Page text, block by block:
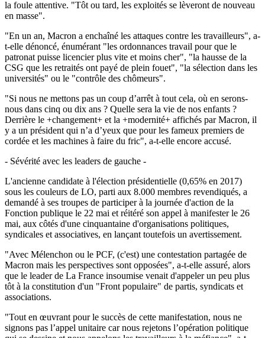
la foule attentive. "Tôt ou tard, les exploités se lèveront de nouveau
en masse".
"En un an, Macron a enchaîné les attaques contre les travailleurs", a-
t-elle dénoncé, énumérant "les ordonnances travail pour que le
patronat puisse licencier plus vite et moins cher", "la hausse de la
CSG que les retraités ont payé de plein fouet", "la sélection dans les
universités" ou le "contrôle des chômeurs".
"Si nous ne mettons pas un coup d’arrêt à tout cela, où en serons-
nous dans cinq ou dix ans ? Quelle sera la vie de nos enfants ?
Derrière le +changement+ et la +modernité+ affichés par Macron, il
y a un président qui n’a d’yeux que pour les fameux premiers de
cordée et les machines à faire du fric", a-t-elle encore accusé.
- Sévérité avec les leaders de gauche -
L'ancienne candidate à l'élection présidentielle (0,65% en 2017)
sous les couleurs de LO, parti aux 8.000 membres revendiqués, a
demandé à ses troupes de participer à la journée d'action de la
Fonction publique le 22 mai et réitéré son appel à manifester le 26
mai, aux côtés d'une cinquantaine d'organisations politiques,
syndicales et associatives, en lançant toutefois un avertissement.
"Avec Mélenchon ou le PCF, (c'est) une contestation partagée de
Macron mais les perspectives sont opposées", a-t-elle assuré, alors
que le leader de La France insoumise venait d'appeler un peu plus
tôt à la constitution d'un "Front populaire" de partis, syndicats et
associations.
"Tout en œuvrant pour le succès de cette manifestation, nous ne
signons pas l’appel unitaire car nous rejetons l’opération politique